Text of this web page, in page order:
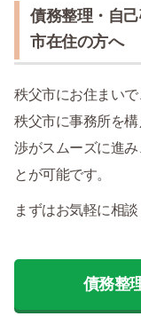
債務整理・自
市在住の方へ
秩父市にお住まいで
秩父市に事務所を
渉がスムーズに進
とが可能です。
まずはお気軽に相談
債務整